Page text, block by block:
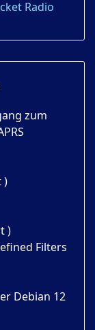
Radio
zum
)
)
Filters
Debian 12